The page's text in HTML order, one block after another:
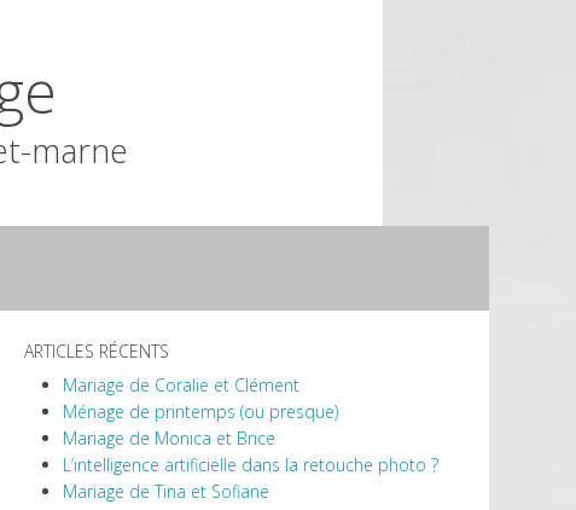
marne
ARTICLES RÉCENTS
Mariage de Coralie et Clément
Ménage de printemps (ou presque)
Mariage de Monica et Brice
L’intelligence artificielle dans la retouche photo ?
Mariage de Tina et Sofiane